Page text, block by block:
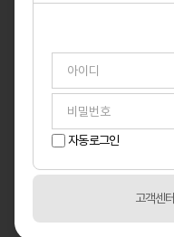
자동로그인
고객센터